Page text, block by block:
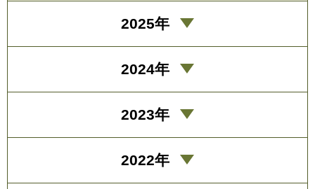
2025年
2024年
2023年
2022年